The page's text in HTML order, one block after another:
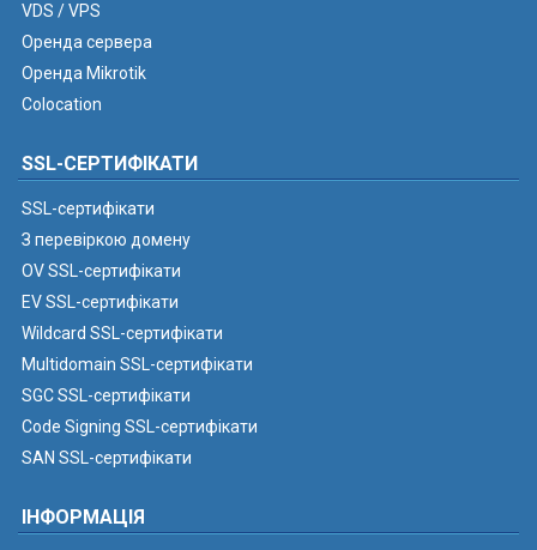
VDS / VPS
Оренда сервера
Оренда Mikrotik
Colocation
SSL-СЕРТИФІКАТИ
SSL-сертифікати
З перевіркою домену
OV SSL-сертифікати
EV SSL-сертифікати
Wildcard SSL-сертифікати
Multidomain SSL-сертифікати
SGC SSL-сертифікати
Code Signing SSL-сертифікати
SAN SSL-сертифікати
ІНФОРМАЦІЯ